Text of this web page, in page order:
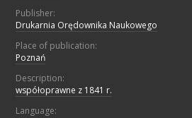
Publisher:
Drukarnia Orędownika Naukowego
Place of publication:
Poznań
Description:
współoprawne z 1841 r.
Language: